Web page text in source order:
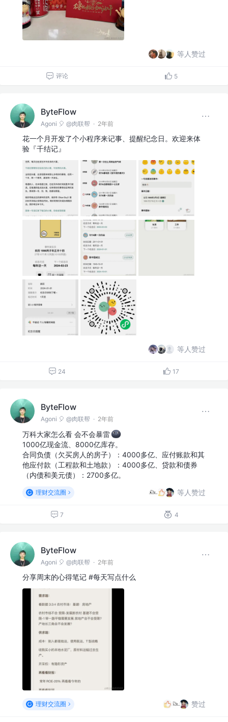
等人赞过
评论 5
ByteFlow
Agoni 🎈 @肉联帮 · 2年前
花一个月开发了个小程序来记事、提醒纪念日。欢迎来体
验『千结记』
等人赞过
24 17
ByteFlow
Agoni 🎈 @肉联帮 · 2年前
万科大家怎么看 会不会暴雷
1000亿现金流、8000亿库存。
合同负债（欠买房人的房子）：4000多亿、应付账款和其
他应付款（工程款和土地款）：4000多亿、贷款和债券
（内债和美元债）：2700多亿。
理财交流圈 等人赞过
7 4
ByteFlow
Agoni 🎈 @肉联帮 · 2年前
分享周末的心得笔记 #每天写点什么
理财交流圈 赞过